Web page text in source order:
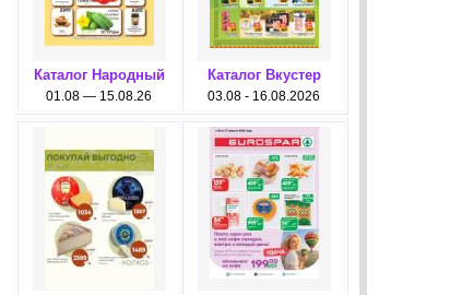
Каталог Народный
01.08 — 15.08.26
Каталог Вкустер
03.08 - 16.08.2026